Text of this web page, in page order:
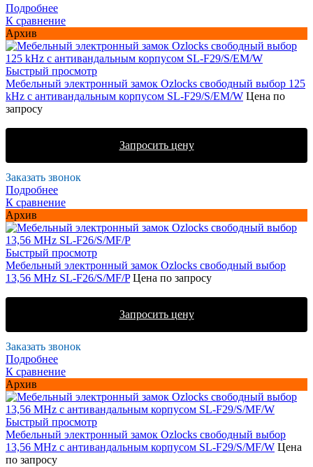
Подробнее
К сравнение
Архив
Быстрый просмотр
Мебельный электронный замок Ozlocks свободный выбор 125
kHz с антивандальным корпусом SL-F29/S/EM/W Цена по
запросу
Запросить цену
Заказать звонок
Подробнее
К сравнение
Архив
Быстрый просмотр
Мебельный электронный замок Ozlocks свободный выбор
13,56 MHz SL-F26/S/MF/P Цена по запросу
Запросить цену
Заказать звонок
Подробнее
К сравнение
Архив
Быстрый просмотр
Мебельный электронный замок Ozlocks свободный выбор
13,56 MHz с антивандальным корпусом SL-F29/S/MF/W Цена
по запросу